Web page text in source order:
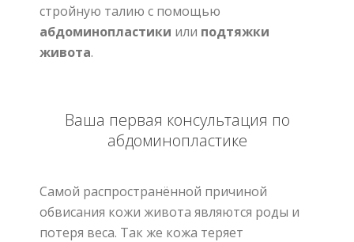
стройную талию с помощью
абдоминопластики или подтяжки
живота.
Ваша первая консультация по
абдоминопластике
Самой распространённой причиной
обвисания кожи живота являются роды и
потеря веса. Так же кожа теряет